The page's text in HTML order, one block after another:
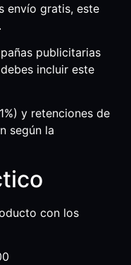
envío gratis, este
publicitarias
incluir este
y retenciones de
según la
con los